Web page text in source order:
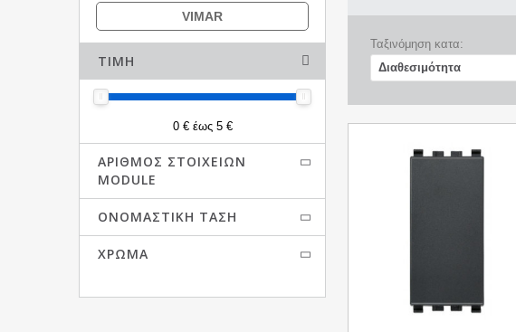
VIMAR
ΤΙΜΉ
0 € έως 5 €
ΑΡΙΘΜΌΣ ΣΤΟΙΧΕΊΩΝ
MODULE
ΟΝΟΜΑΣΤΙΚΉ ΤΆΣΗ
ΧΡΏΜΑ
Ταξινόμηση κατα: